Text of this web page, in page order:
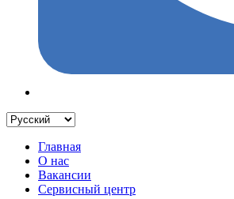
Главная
О нас
Вакансии
Сервисный центр